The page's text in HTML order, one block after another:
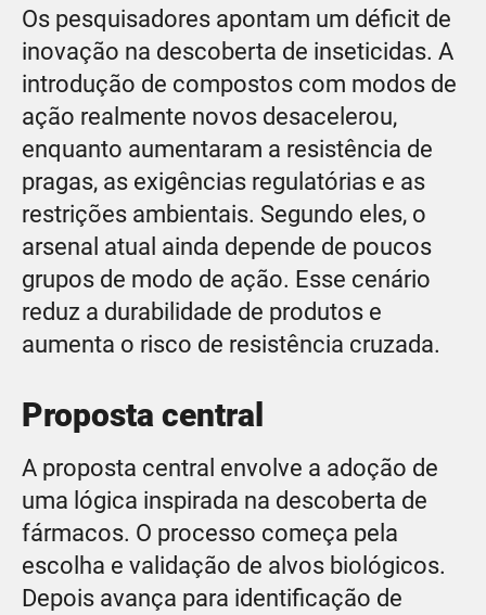
Os pesquisadores apontam um déficit de
inovação na descoberta de inseticidas. A
introdução de compostos com modos de
ação realmente novos desacelerou,
enquanto aumentaram a resistência de
pragas, as exigências regulatórias e as
restrições ambientais. Segundo eles, o
arsenal atual ainda depende de poucos
grupos de modo de ação. Esse cenário
reduz a durabilidade de produtos e
aumenta o risco de resistência cruzada.
Proposta central
A proposta central envolve a adoção de
uma lógica inspirada na descoberta de
fármacos. O processo começa pela
escolha e validação de alvos biológicos.
Depois avança para identificação de